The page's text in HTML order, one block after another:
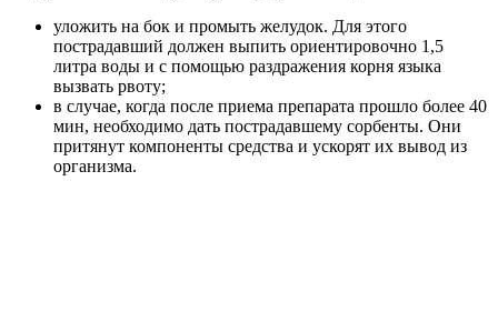
уложить на бок и промыть желудок. Для этого
пострадавший должен выпить ориентировочно 1,5
литра воды и с помощью раздражения корня языка
вызвать рвоту;
в случае, когда после приема препарата прошло более 40
мин, необходимо дать пострадавшему сорбенты. Они
притянут компоненты средства и ускорят их вывод из
организма.